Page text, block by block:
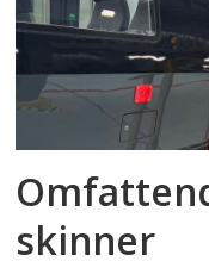
skinner